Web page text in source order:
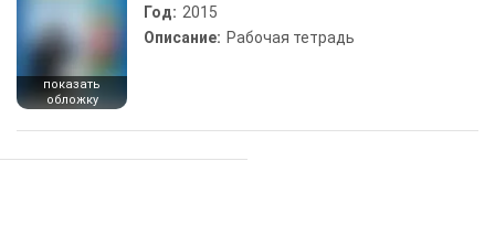
показать
обложку
Год: 2015
Описание: Рабочая тетрадь